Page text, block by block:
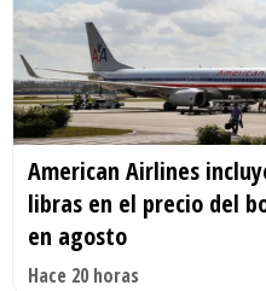
American Airlines
libras en el precio del
en agosto
Hace 20 horas